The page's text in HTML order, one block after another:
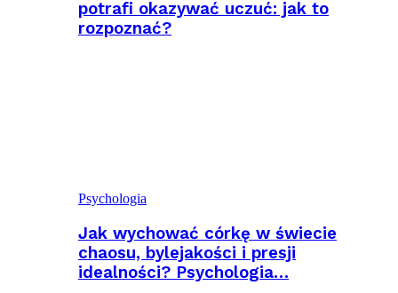
potrafi okazywać uczuć: jak to
rozpoznać?
Psychologia
Jak wychować córkę w świecie
chaosu, bylejakości i presji
idealności? Psychologia…